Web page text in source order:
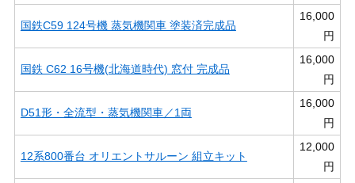
国鉄C59 124号機 蒸気機関車 塗装済完成品
16,000
円
国鉄 C62 16号機(北海道時代) 窓付 完成品
16,000
円
D51形・全流型・蒸気機関車／1両
16,000
円
12系800番台 オリエントサルーン 組立キット
12,000
円